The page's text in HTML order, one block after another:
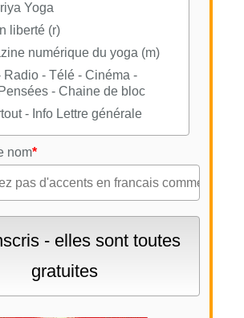
Yoga
liberté (r)
numérique du yoga (m)
Radio - Télé - Cinéma -
- Chaine de bloc
- Info Lettre générale
nom*